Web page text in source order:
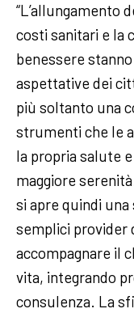
“L’allungamento
costi sanitari e la
benessere
aspettative dei
più soltanto una
strumenti che le
la propria salute
maggiore
si apre quindi
semplici provider
accompagnare il
vita, integrando
consulenza. La